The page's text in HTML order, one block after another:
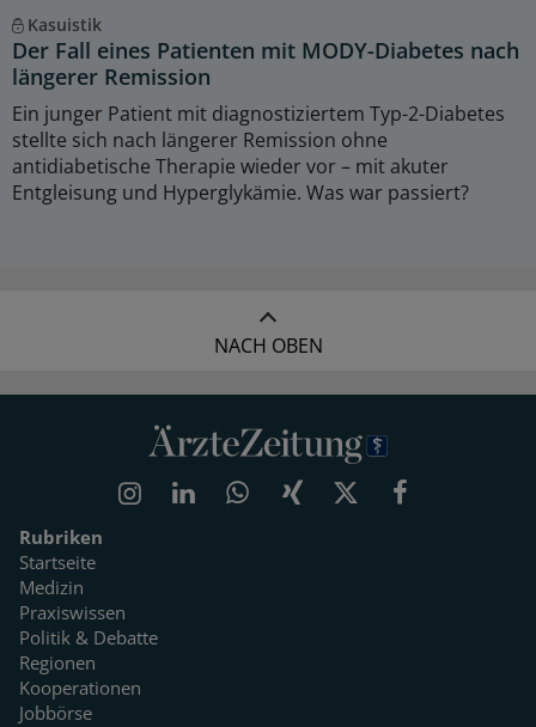
Kasuistik
Der Fall eines Patienten mit MODY-Diabetes nach
längerer Remission
Ein junger Patient mit diagnostiziertem Typ-2-Diabetes
stellte sich nach längerer Remission ohne
antidiabetische Therapie wieder vor – mit akuter
Entgleisung und Hyperglykämie. Was war passiert?
NACH OBEN
Rubriken
Startseite
Medizin
Praxiswissen
Politik & Debatte
Regionen
Kooperationen
Jobbörse